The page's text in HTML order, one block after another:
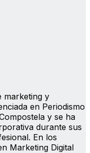
marketing y
en Periodismo
y se ha
durante sus
En los
Marketing Digital